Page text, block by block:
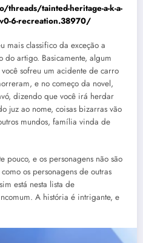
tainted-heritage-a-k-a-
v0-6-recreation.38970/
mais classifico da exceção a
artigo. Basicamente, algum
sofreu um acidente de carro
e no começo da novel,
dizendo que você irá herdar
juz ao nome, coisas bizarras vão
mundos, família vinda de
pouco, e os personagens não são
os personagens de outras
está nesta lista de
A história é intrigante, e